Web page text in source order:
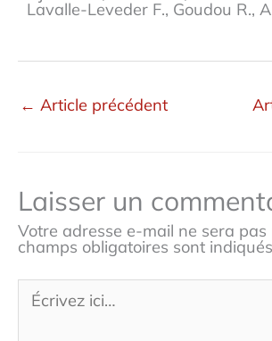
Lavalle-Leveder F., Goudou R.,
← Article précédent
Laisser un
Votre adresse e-mail ne sera pas
champs obligatoires sont
Écrivez
ici…